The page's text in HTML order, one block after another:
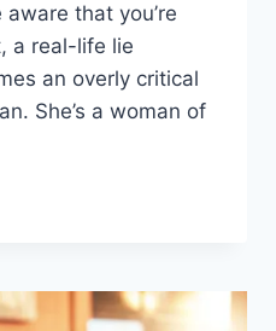
that you’re
a real-life lie
an overly critical
She’s a woman of